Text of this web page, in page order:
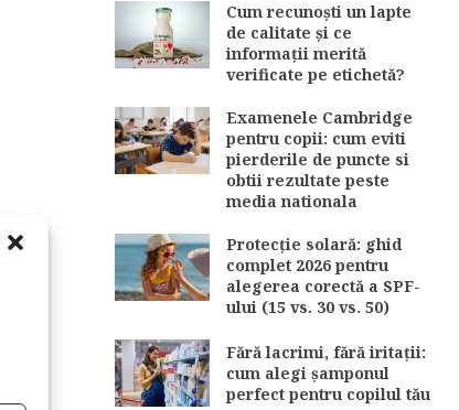
Cum recunoști un lapte
de calitate și ce
informații merită
verificate pe etichetă?
Examenele Cambridge
pentru copii: cum eviti
pierderile de puncte si
obtii rezultate peste
media nationala
Protecție solară: ghid
complet 2026 pentru
alegerea corectă a SPF-
ului (15 vs. 30 vs. 50)
Fără lacrimi, fără iritații:
cum alegi șamponul
perfect pentru copilul tău